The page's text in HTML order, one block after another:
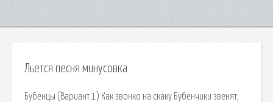
Льется песня минусовка
Бубенцы (Вариант 1) Как звонко на скаку Бубенчики звенят,